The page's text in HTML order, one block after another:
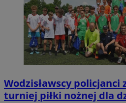
Wodzisławscy policjanci
turniej piłki nożnej dla